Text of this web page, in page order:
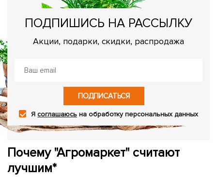
ПОДПИШИСЬ НА РАССЫЛКУ
Акции, подарки, скидки, распродажа
ПОДПИСАТЬСЯ
Ясоглашаюсь на обработку персональных данных
Почему "Агромаркет" считают
лучшим*